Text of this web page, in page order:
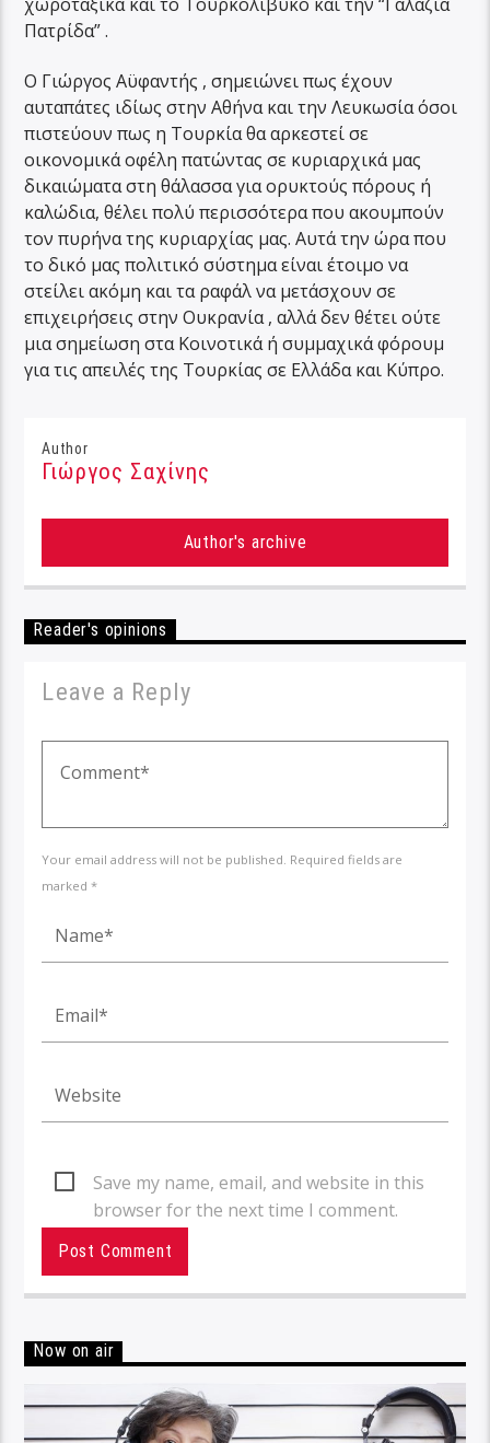
Πατρίδα” .
Ο Γιώργος Αϋφαντής , σημειώνει πως έχουν
αυταπάτες ιδίως στην Αθήνα και την Λευκωσία όσοι
πιστεύουν πως η Τουρκία θα αρκεστεί σε
οικονομικά οφέλη πατώντας σε κυριαρχικά μας
δικαιώματα στη θάλασσα για ορυκτούς πόρους ή
καλώδια, θέλει πολύ περισσότερα που ακουμπούν
τον πυρήνα της κυριαρχίας μας. Αυτά την ώρα που
το δικό μας πολιτικό σύστημα είναι έτοιμο να
στείλει ακόμη και τα ραφάλ να μετάσχουν σε
επιχειρήσεις στην Ουκρανία , αλλά δεν θέτει ούτε
μια σημείωση στα Κοινοτικά ή συμμαχικά φόρουμ
για τις απειλές της Τουρκίας σε Ελλάδα και Κύπρο.
Author
Γιώργος Σαχίνης
Author's archive
Reader's opinions
Leave a Reply
Your email address will not be published. Required fields are
marked *
Save my name, email, and website in this
browser for the next time I comment.
Now on air